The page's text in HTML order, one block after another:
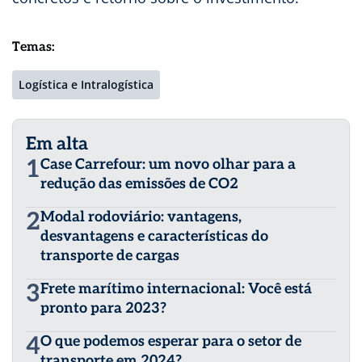
Temas:
Logística e Intralogística
Em alta
1Case Carrefour: um novo olhar para a
redução das emissões de CO2
2Modal rodoviário: vantagens,
desvantagens e características do
transporte de cargas
3Frete marítimo internacional: Você está
pronto para 2023?
4O que podemos esperar para o setor de